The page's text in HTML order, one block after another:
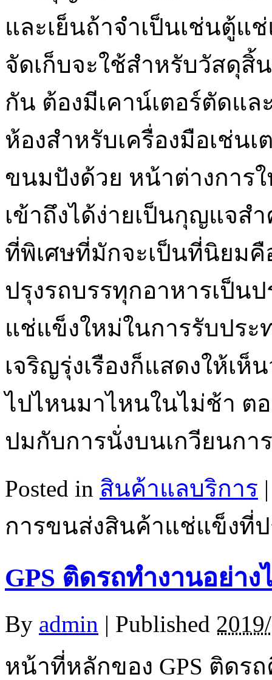
และเย็นถ้าจำเป็นเช่นตู้แ
จัดเก็บจะใช้สำหรับวัสดุ
กัน ต้องมีเคาน์เตอร์ตัดแล
ห้องสำหรับเครื่องมือเช่น
ขนมปังด้วย หน้าต่างการ
เข้าถึงได้ง่ายเป็นกุญแจส
ที่พิเศษที่มักจะเป็นที่นิยมคื
ปรุงรถบรรทุกอาหารเป็น
แช่แข็งใหม่ในการรับปร
เจริญรุ่งเรืองก็แสดงให้เ
ไปไหนมาไหนในไม่ช้า ต
ปมกับการนั่งบนเกวียนก
Posted in สินค้าแลบริการ
การขนส่งสินค้าแช่แข็งที่ป
GPS ติดรถทำงานอย่าง
By admin | Published
หน้าที่หลักของ GPS ติด